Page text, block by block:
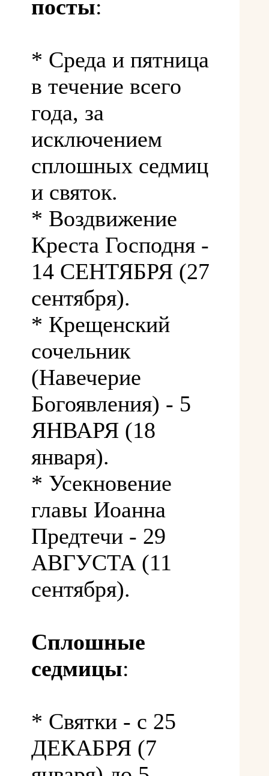
посты:
* Среда и пятница
в течение всего
года, за
исключением
сплошных седмиц
и святок.
* Воздвижение
Креста Господня -
14 СЕНТЯБРЯ (27
сентября).
* Крещенский
сочельник
(Навечерие
Богоявления) - 5
ЯНВАРЯ (18
января).
* Усекновение
главы Иоанна
Предтечи - 29
АВГУСТА (11
сентября).
Сплошные
седмицы:
* Святки - с 25
ДЕКАБРЯ (7